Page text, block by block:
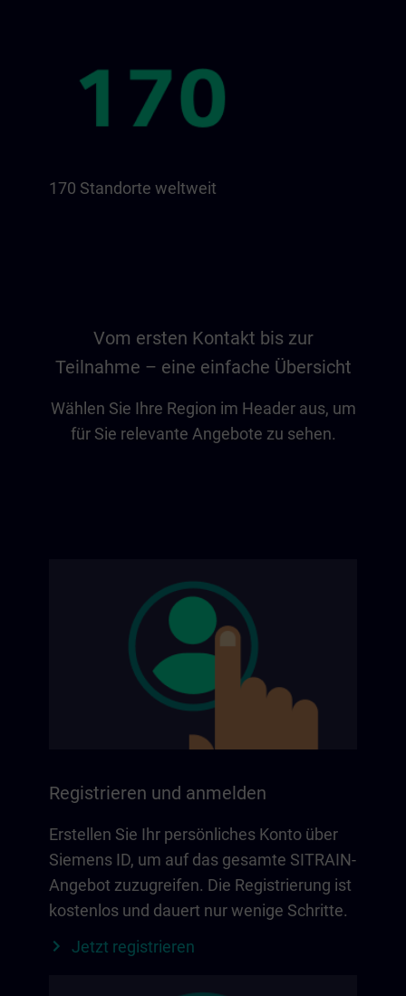
170 Standorte weltweit
Vom ersten Kontakt bis zur
Teilnahme – eine einfache Übersicht
Wählen Sie Ihre Region im Header aus, um
für Sie relevante Angebote zu sehen.
Registrieren und anmelden
Erstellen Sie Ihr persönliches Konto über
Siemens ID, um auf das gesamte SITRAIN-
Angebot zuzugreifen. Die Registrierung ist
kostenlos und dauert nur wenige Schritte.
Jetzt registrieren